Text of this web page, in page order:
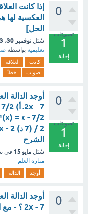
0
تصويتات
1
إجابة
إذا كانت
العكسية
الحل]
سُئل نوفمبر 30، 2023
تعليمية بواسطة
كانت العلاقة
صواب
خطأ
0
تصويتات
1
إجابة
الشرح
سُئل مايو 15 في
منارة العلم
أوجد الدالة
0
2x - 7 ؟ - مع الشرح